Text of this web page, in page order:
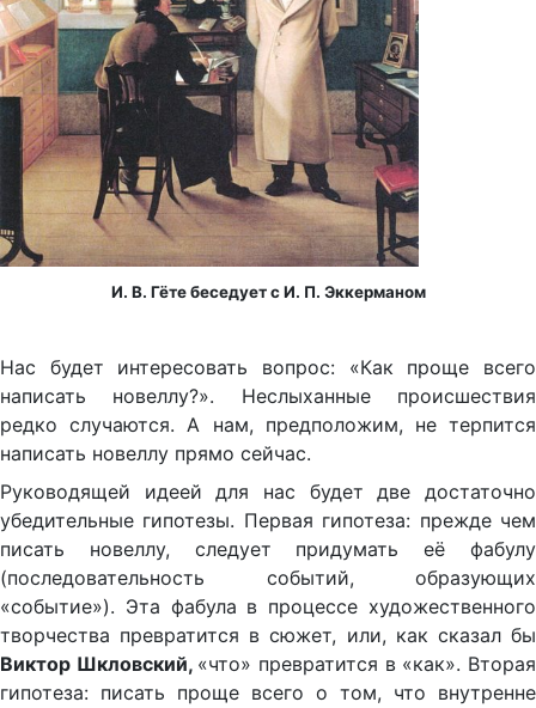
И. В. Гёте беседует с И. П. Эккерманом
Нас будет интересовать вопрос: «Как проще всего
написать новеллу?». Неслыханные происшествия
редко случаются. А нам, предположим, не терпится
написать новеллу прямо сейчас.
Руководящей идеей для нас будет две достаточно
убедительные гипотезы. Первая гипотеза: прежде чем
писать новеллу, следует придумать её фабулу
(последовательность событий, образующих
«событие»). Эта фабула в процессе художественного
творчества превратится в сюжет, или, как сказал бы
Виктор Шкловский, «что» превратится в «как». Вторая
гипотеза: писать проще всего о том, что внутренне